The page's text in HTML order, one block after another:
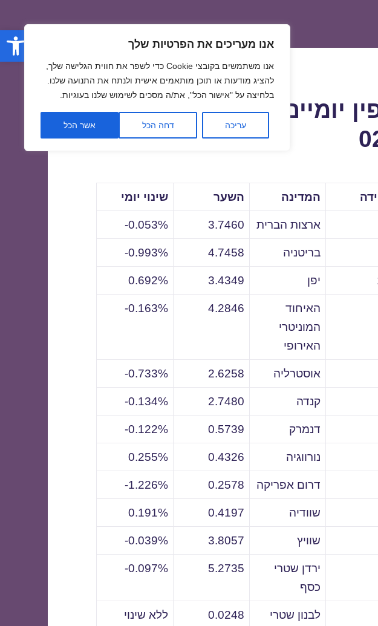
פתח אנו מעריכים את הפרטיות שלך
אנו משתמשים בקובצי Cookie כדי לשפר את חווית הגלישה שלך,
להציג מודעות או תוכן מותאמים אישית ולנתח את התנועה שלנו.
בלחיצה על "אישור הכל", את/ה מסכים לשימוש שלנו בעוגיות.
עריכה דחה הכל אשר הכל
יומיים לתאריך
המדינה השער שינוי יומי
ארצות הברית 3.7460
0.053%-
בריטניה 4.7458
0.993%-
יפן 3.4349
0.692%
האיחוד
המוניטרי
האירופי
4.2846
0.163%-
אוסטרליה 2.6258
0.733%-
קנדה 2.7480
0.134%-
דנמרק 0.5739
0.122%-
נורווגיה 0.4326
0.255%
דרום אפריקה 0.2578
1.226%-
שוודיה 0.4197
0.191%
שוויץ 3.8057
0.039%-
ירדן שטרי
כסף
5.2735
0.097%-
לבנון שטרי
0.0248 ללא שינוי